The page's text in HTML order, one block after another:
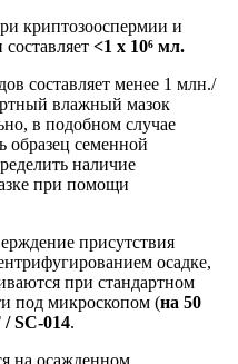
криптозооспермии и
<1 x 10⁶ мл.
составляет менее 1 млн./
влажный мазок
в подобном случае
образец семенной
наличие
при помощи
присутствия
осадке,
при стандартном
под микроскопом (на 50
SC-014.